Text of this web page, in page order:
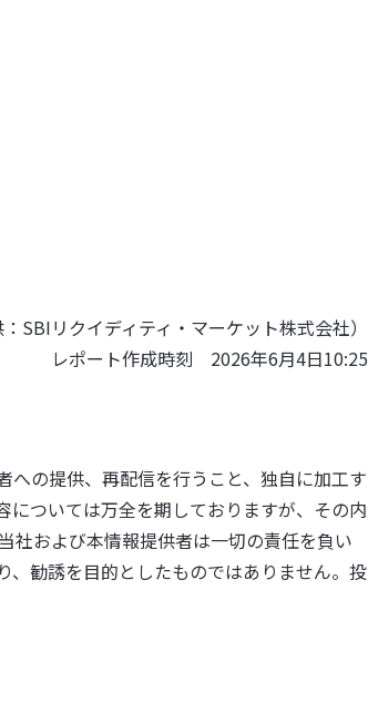
：SBIリクイディティ・マーケット株式会社）
レポート作成時刻 2026年6月4日10:25
の提供、再配信を行うこと、独自に加工す
ついては万全を期しておりますが、その内
社および本情報提供者は一切の責任を負い
、勧誘を目的としたものではありません。投